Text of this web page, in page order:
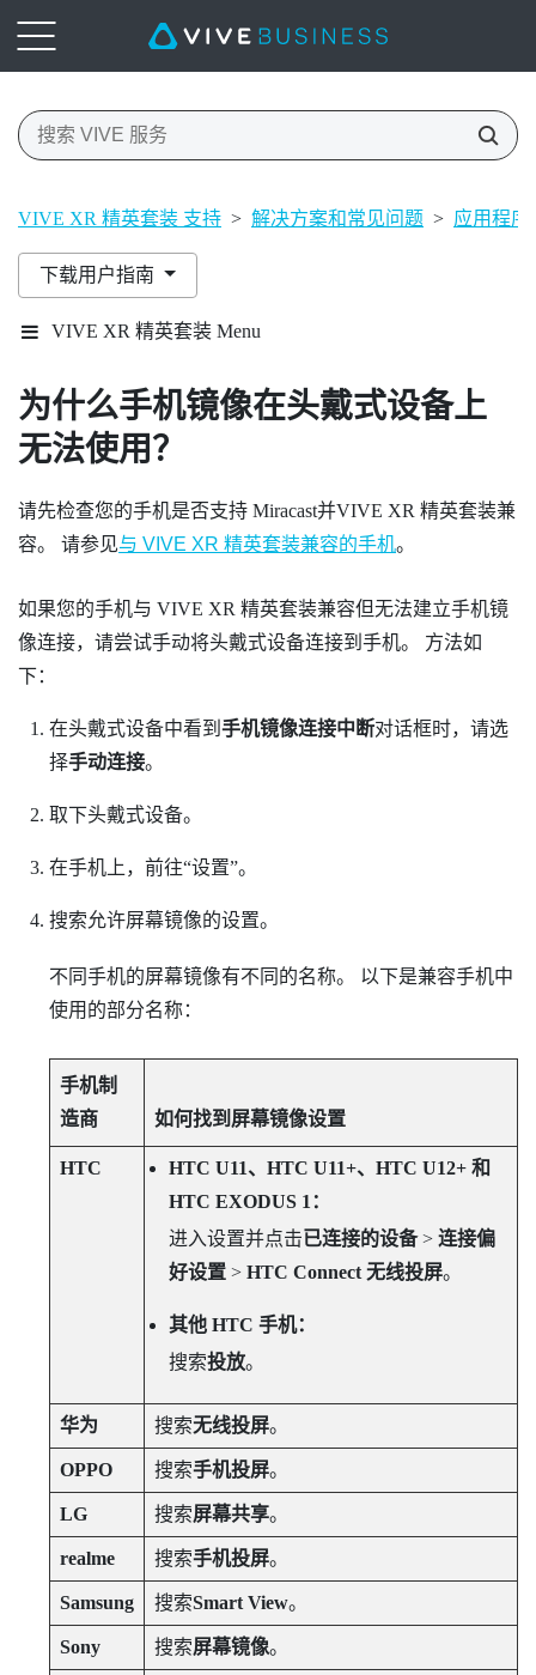
VIVE XR 精英套装 支持 > 解决方案和常见问题 > 应用程序
下载用户指南
VIVE XR 精英套装 Menu
为什么手机镜像在头戴式设备上
无法使用？
请先检查您的手机是否支持 Miracast并VIVE XR 精英套装兼
容。 请参见与 VIVE XR 精英套装兼容的手机。
如果您的手机与 VIVE XR 精英套装兼容但无法建立手机镜
像连接，请尝试手动将头戴式设备连接到手机。 方法如
下：
在头戴式设备中看到 手机镜像连接中断对话框时，请选
择手动连接。
取下头戴式设备。
在手机上，前往​“‍设置”。
搜索允许屏幕镜像的设置。
不同手机的屏幕镜像有不同的名称。 以下是兼容手机中
使用的部分名称：
手机制
造商
如何找到屏幕镜像设置
HTC
HTC U11、HTC U11+、HTC U12+ 和
HTC EXODUS 1：
进入设置并点击已连接的设备>连接偏
好设置 >HTC Connect 无线投屏。
其他 HTC 手机：
搜索投放。
华为 搜索无线投屏。
OPPO 搜索手机投屏。
LG 搜索屏幕共享。
realme 搜索手机投屏。
Samsung 搜索Smart View。
Sony 搜索屏幕镜像。